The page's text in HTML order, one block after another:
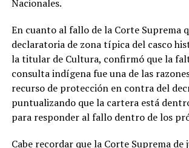
Nacionales.
En cuanto al fallo de la Corte Suprema
declaratoria de zona típica del casco
la titular de Cultura, confirmó que la
consulta indígena fue una de las
recurso de protección en contra del
puntualizando que la cartera está
para responder al fallo dentro de los
Cabe recordar que la Corte Suprema de